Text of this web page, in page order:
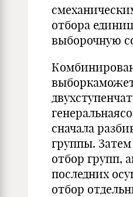
отбора
выборочную
сначала
группы.
отбор групп,
последних
отбор